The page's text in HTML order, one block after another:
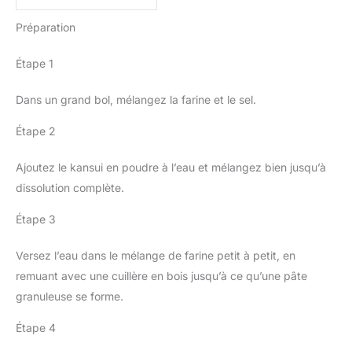
Préparation
Étape 1
Dans un grand bol, mélangez la farine et le sel.
Étape 2
Ajoutez le kansui en poudre à l’eau et mélangez bien jusqu’à
dissolution complète.
Étape 3
Versez l’eau dans le mélange de farine petit à petit, en
remuant avec une cuillère en bois jusqu’à ce qu’une pâte
granuleuse se forme.
Étape 4